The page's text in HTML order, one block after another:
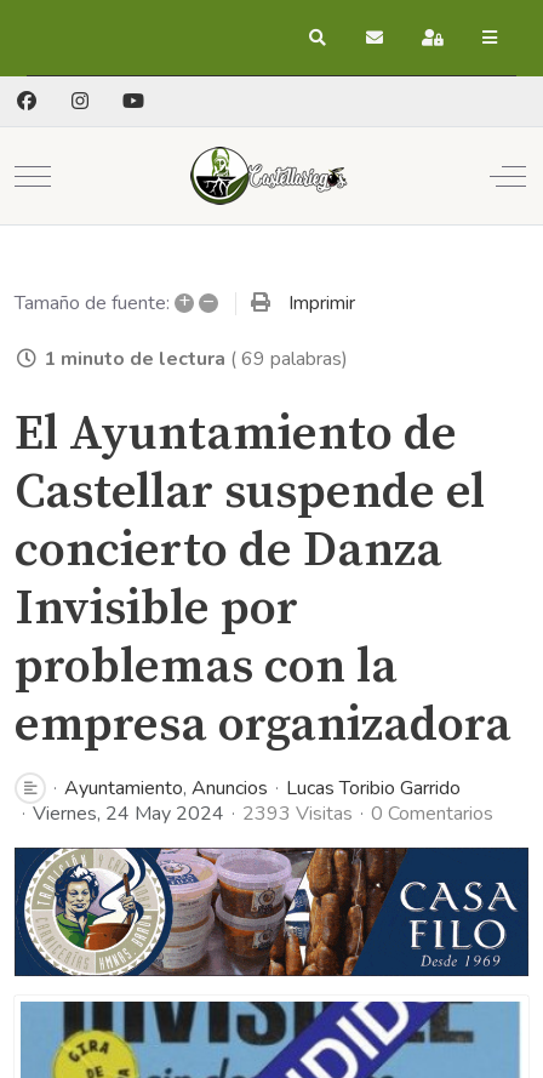
BuscarSuscribirse a las
Registrarse
Mobile Menu Toggle
Tamaño de fuente: + – Imprimir
1 minuto de lectura ( 69 palabras)
El Ayuntamiento de
Castellar suspende el
concierto de Danza
Invisible por
problemas con la
empresa organizadora
Ayuntamiento Anuncios
Lucas Toribio Garrido
Viernes, 24 May 2024
2393 Visitas 0 Comentarios